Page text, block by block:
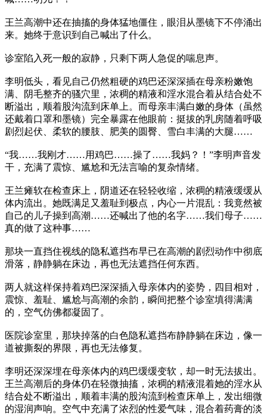
王兰高潮中还在抽搐的身体猛地僵住，眼泪从墨镜下不停涌出
来。她终于意识到自己喊出了什么。
诊室陷入死一般的寂静，只剩下两人急促的喘息声。
李明低头，看见自己仍然粗硬的鸡巴还深深插在母亲粉嫩饱
满、阴毛整齐的骚穴里，浓稠的精液和淫水混合着从结合处不
断溢出，顺着股沟流到床单上。而母亲丰满白嫩的身体（虽然
还戴着口罩和墨镜）完全暴露在他眼前：挺拔的乳房随着呼吸
剧烈起伏、柔软的腰肢、肥美的圆臀、雪白丰满的大腿……
“我……我刚才……用鸡巴……操了……我妈？！”李明声音发
干，充满了震惊、尴尬和无法言喻的复杂情绪。
王兰瘫软在检查床上，阴道还在轻轻收缩，浓稠的精液缓缓从
体内流出。她既满足又羞耻到极点，内心一片混乱：我竟然被
自己的儿子操到高潮……还喊出了他的名字……我们母子……
真的做了这种事……
那块一直挡住视线的隐私遮挡布早已在高潮的剧烈动作中彻底
滑落，静静躺在床边，再也无法遮挡任何东西。
两人就这样保持着鸡巴深深插入母亲体内的姿势，四目相对，
震惊、羞耻、尴尬与高潮的余韵，瞬间把整个诊室填得满满
的，空气仿佛都凝固了。
医院诊室里，那块掉落的白色隐私遮挡布静静躺在床边，像一
道被撕裂的界限，再也无法修复。
李明还深深埋在母亲体内的鸡巴缓缓变软，却一时无法拔出。
王兰高潮后的身体仍在轻微抽搐，浓稠的精液混着她的淫水从
结合处不断溢出，顺着丰满的股沟流到检查床单上，发出细微
的湿润声响。空气中充满了浓烈的性爱气味，混合着药膏的淡